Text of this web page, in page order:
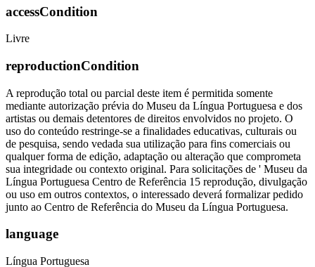
accessCondition
Livre
reproductionCondition
A reprodução total ou parcial deste item é permitida somente
mediante autorização prévia do Museu da Língua Portuguesa e dos
artistas ou demais detentores de direitos envolvidos no projeto. O
uso do conteúdo restringe-se a finalidades educativas, culturais ou
de pesquisa, sendo vedada sua utilização para fins comerciais ou
qualquer forma de edição, adaptação ou alteração que comprometa
sua integridade ou contexto original. Para solicitações de ' Museu da
Língua Portuguesa Centro de Referência 15 reprodução, divulgação
ou uso em outros contextos, o interessado deverá formalizar pedido
junto ao Centro de Referência do Museu da Língua Portuguesa.
language
Língua Portuguesa